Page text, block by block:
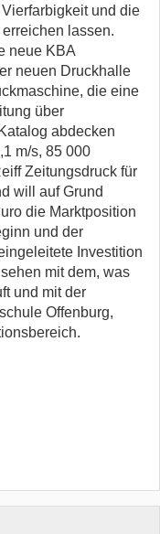
und die
lassen.
neue KBA
neuen Druckhalle
die eine
über
abdecken
m/s, 85 000
Zeitungsdruck für
will auf Grund
die Marktposition
und der
Investition
mit dem, was
und mit der
Offenburg,